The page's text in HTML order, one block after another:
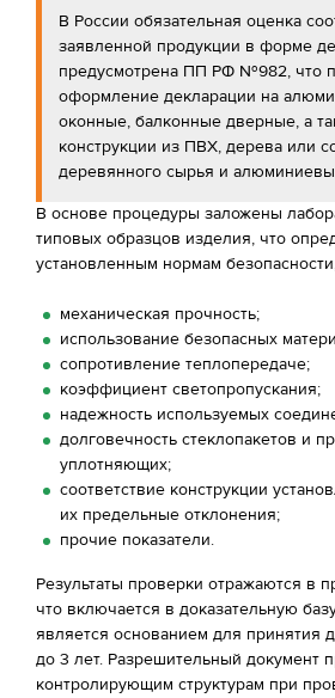
В России обязательная оценка
заявленной продукции в форме
предусмотрена ПП РФ №982, что
оформление декларации на
оконные, балконные дверные, а
конструкции из ПВХ, дерева или
деревянного сырья и
В основе процедуры заложены
типовых образцов изделия, что
установленным нормам
механическая прочность;
использование безопасных
сопротивление теплопередаче;
коэффициент светопропускания;
надежность используемых
долговечность стеклопакетов и
уплотняющих;
соответствие конструкции
их предельные отклонения;
прочие показатели.
Результаты проверки отражаются в
что включается в доказательную
является основанием для принятия
до 3 лет. Разрешительный документ
контролирующим структурам при